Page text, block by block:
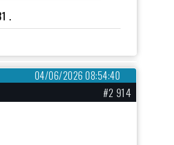
.
04/06/2026 08:54:40
#2 914